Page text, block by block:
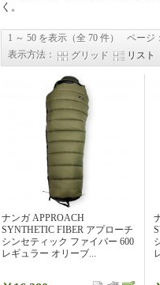
く。
1 ～ 50 を表示（全 70 件）
ページ
表示方法：
グリッド リスト
ナンガ APPROACH
SYNTHETIC FIBER アプローチ
シンセティック ファイバー 600
レギュラー オリーブ...